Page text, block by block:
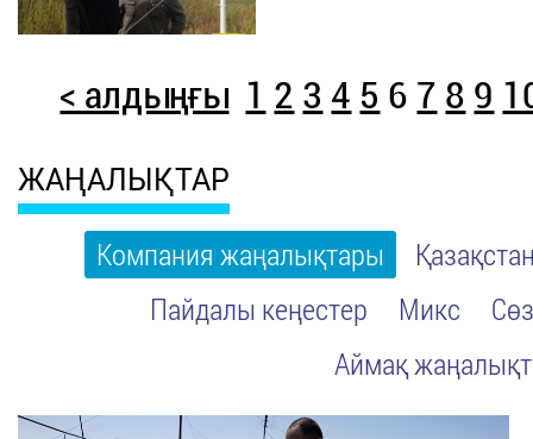
< алдыңғы 1 2 3 4 5 6 7 8 9
ЖАҢАЛЫҚТАР
Компания жаңалықтары
Пайдалы кеңестер
Микс
Аймақ